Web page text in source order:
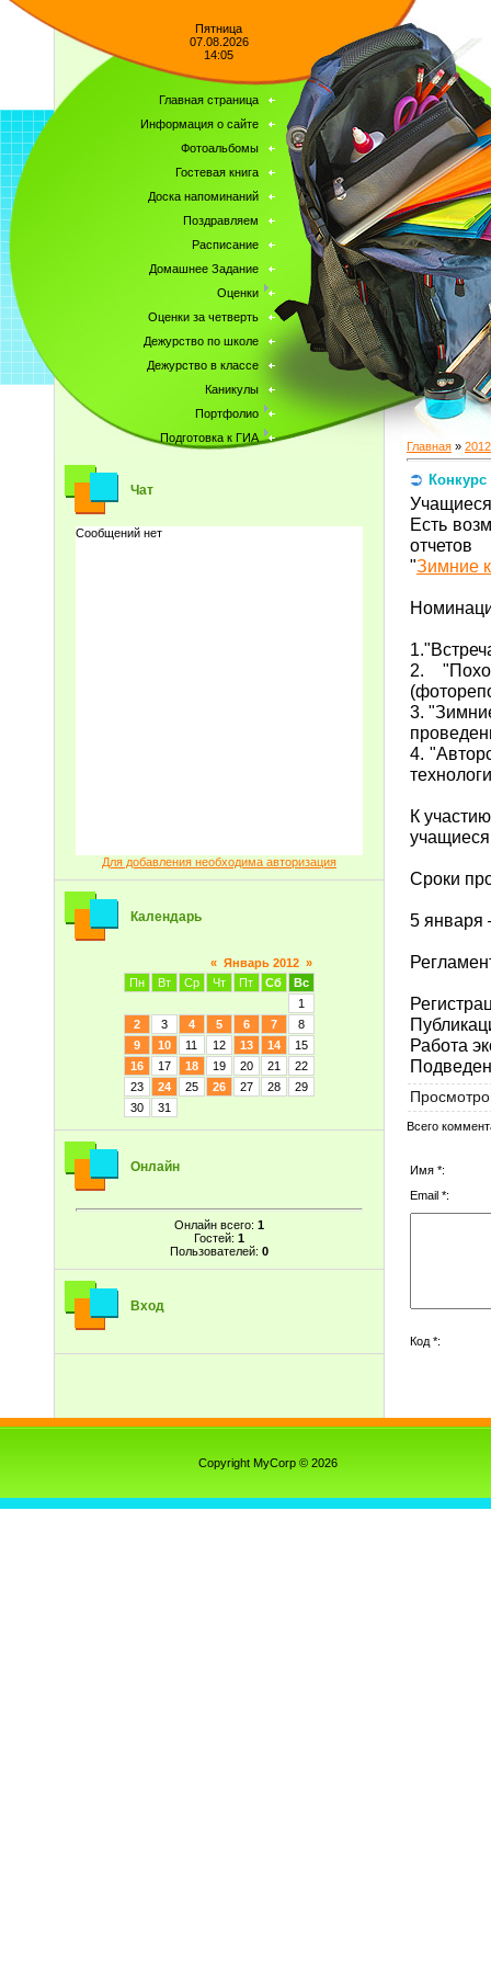
Пятница
07.08.2026
14:05
Главная страница
Информация о сайте
Фотоальбомы
Гостевая книга
Доска напоминаний
Поздравляем
Расписание
Домашнее Задание
Оценки
Оценки за четверть
Дежурство по школе
Дежурство в классе
Каникулы
Портфолио
Подготовка к ГИА
Чат
Для добавления необходима авторизация
Календарь
« Январь 2012 »
Пн
Вт Ср Чт Пт Сб
Вс
1
2
3 4 5 6 7
8
9
10 11 12 13 14
15
16
17 18 19 20 21
22
23
24 25 26 27 28
29
30
31
Онлайн
Онлайн всего: 1
Гостей: 1
Пользователей: 0
Вход
Главная » 2012
Есть
отчетов
"Зимние
2.
3.
4.
К
учащиеся
Сроки
5 января
Работа
Всего
Имя *:
Email *:
Код *:
Copyright MyCorp © 2026